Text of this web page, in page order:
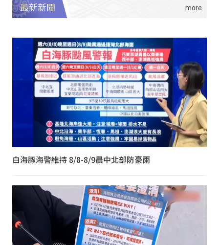
最新新聞
白海豚海警維持 8/8-8/9晨中北部防豪雨